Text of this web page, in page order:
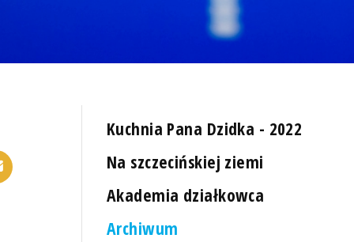
Kuchnia Pana Dzidka - 2022
Na szczecińskiej ziemi
Akademia działkowca
Archiwum